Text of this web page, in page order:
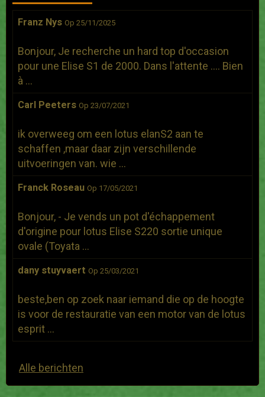
Franz Nys Op 25/11/2025
Bonjour, Je recherche un hard top d'occasion
pour une Elise S1 de 2000. Dans l'attente .... Bien
à ...
Carl Peeters Op 23/07/2021
ik overweeg om een lotus elanS2 aan te
schaffen ,maar daar zijn verschillende
uitvoeringen van. wie ...
Franck Roseau Op 17/05/2021
Bonjour, - Je vends un pot d'échappement
d'origine pour lotus Elise S220 sortie unique
ovale (Toyata ...
dany stuyvaert Op 25/03/2021
beste,ben op zoek naar iemand die op de hoogte
is voor de restauratie van een motor van de lotus
esprit ...
Alle berichten